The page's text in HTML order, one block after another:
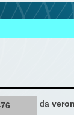
da